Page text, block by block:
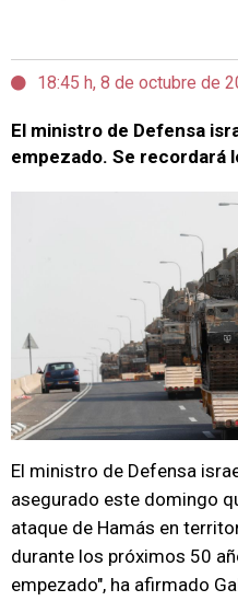
18:45 h, 8 de octubre de
El ministro de Defensa
empezado. Se recordará
El ministro de Defensa
asegurado este domingo
ataque de Hamás en
durante los próximos 50
empezado", ha afirmado